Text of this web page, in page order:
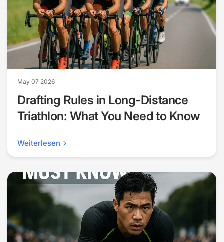
May 07 2026
Drafting Rules in Long-Distance
Triathlon: What You Need to Know
Weiterlesen